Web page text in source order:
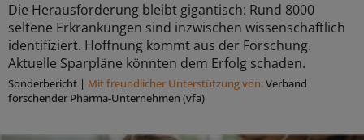
Die Herausforderung bleibt gigantisch: Rund 8000
seltene Erkrankungen sind inzwischen wissenschaftlich
identifiziert. Hoffnung kommt aus der Forschung.
Aktuelle Sparpläne könnten dem Erfolg schaden.
Sonderbericht | Mit freundlicher Unterstützung von:Verband
forschender Pharma-Unternehmen (vfa)